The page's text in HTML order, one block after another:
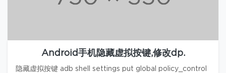
Android手机隐藏虚拟按键,修改dp.
隐藏虚拟按键 adb shell settings put global policy_control